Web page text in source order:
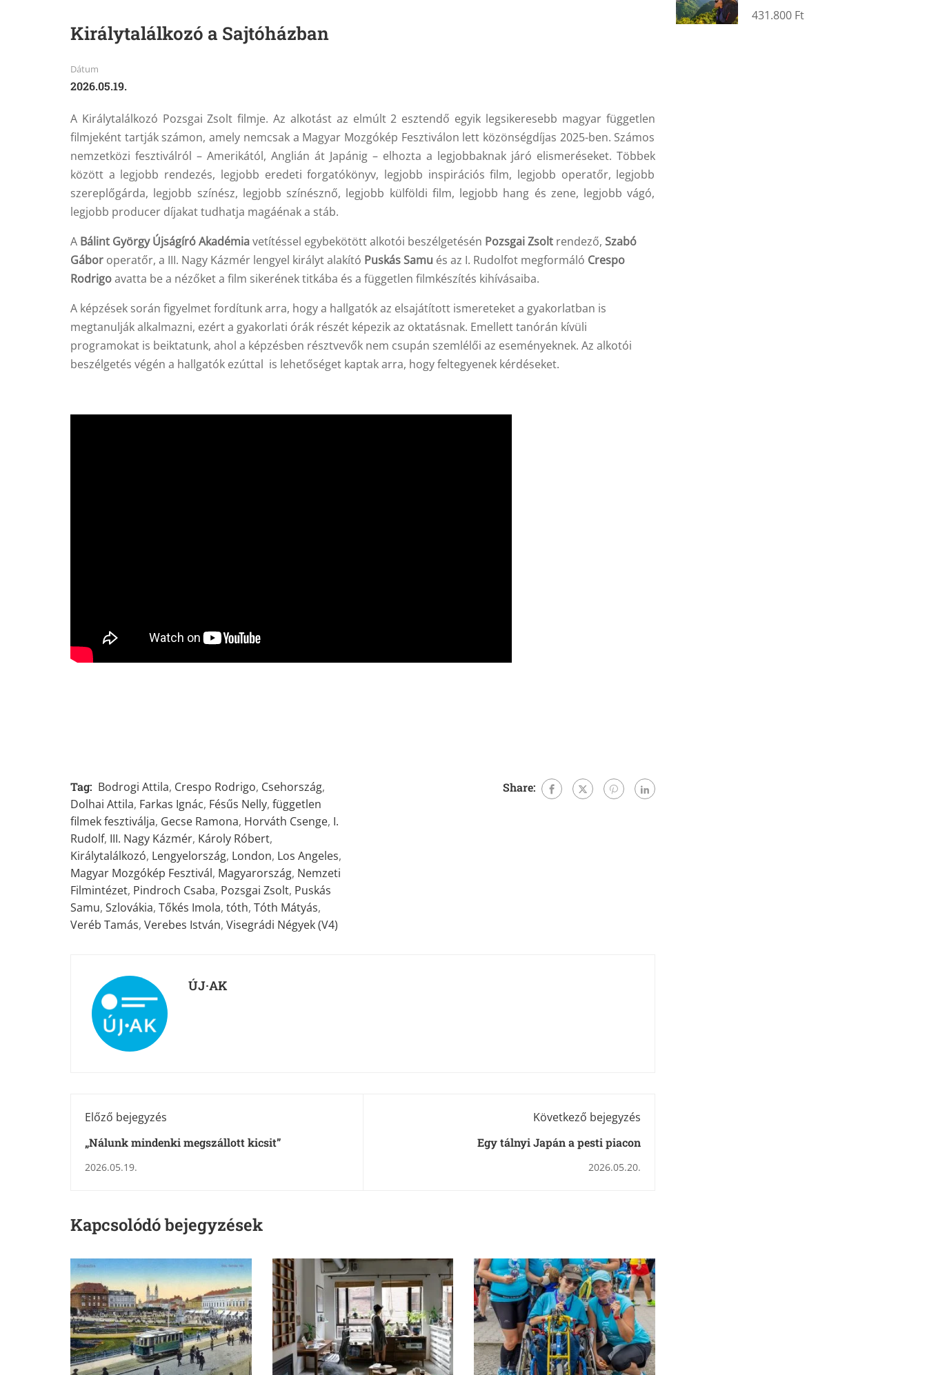
Királytalálkozó a Sajtóházban
Dátum
2026.05.19.
A Királytalálkozó Pozsgai Zsolt filmje. Az alkotást az elmúlt 2 esztendő egyik legsikeresebb magyar független
filmjeként tartják számon, amely nemcsak a Magyar Mozgókép Fesztiválon lett közönségdíjas 2025-ben. Számos
nemzetközi fesztiválról – Amerikától, Anglián át Japánig – elhozta a legjobbaknak járó elismeréseket. Többek
között a legjobb rendezés, legjobb eredeti forgatókönyv, legjobb inspirációs film, legjobb operatőr, legjobb
szereplőgárda, legjobb színész, legjobb színésznő, legjobb külföldi film, legjobb hang és zene, legjobb vágó,
legjobb producer díjakat tudhatja magáénak a stáb.
A Bálint György Újságíró Akadémiavetítéssel egybekötött alkotói beszélgetésén Pozsgai Zsolt rendező, Szabó
Gábor operatőr, a III. Nagy Kázmér lengyel királyt alakító Puskás Samu és az I. Rudolfot megformáló Crespo
Rodrigoavatta be a nézőket a film sikerének titkába és a független filmkészítés kihívásaiba.
A képzések során figyelmet fordítunk arra, hogy a hallgatók az elsajátított ismereteket a gyakorlatban is
megtanulják alkalmazni, ezért a gyakorlati órák részét képezik az oktatásnak. Emellett tanórán kívüli
programokat is beiktatunk, ahol a képzésben résztvevők nem csupán szemlélői az eseményeknek. Az alkotói
beszélgetés végén a hallgatók ezúttal is lehetőséget kaptak arra, hogy feltegyenek kérdéseket.
Tag: Bodrogi Attila, Crespo Rodrigo, Csehország,
Dolhai Attila, Farkas Ignác, Fésűs Nelly, független
filmek fesztiválja, Gecse Ramona, Horváth Csenge, I.
Rudolf, III. Nagy Kázmér, Károly Róbert,
Királytalálkozó, Lengyelország, London, Los Angeles,
Magyar Mozgókép Fesztivál, Magyarország, Nemzeti
Filmintézet, Pindroch Csaba, Pozsgai Zsolt, Puskás
Samu, Szlovákia, Tőkés Imola, tóth, Tóth Mátyás,
Veréb Tamás, Verebes István, Visegrádi Négyek (V4)
Share:
ÚJ·AK
Előző bejegyzés
„Nálunk mindenki megszállott kicsit”
2026.05.19.
Következő bejegyzés
Egy tálnyi Japán a pesti piacon
2026.05.20.
Kapcsolódó bejegyzések
fotós képzés – két
431.800 Ft